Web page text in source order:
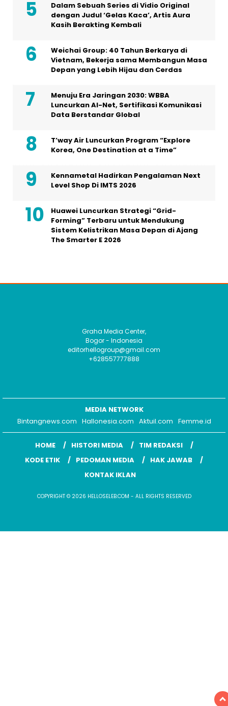
Dalam Sebuah Series di Vidio Original
dengan Judul ‘Gelas Kaca’, Artis Aura
Kasih Berakting Kembali
Weichai Group: 40 Tahun Berkarya di
Vietnam, Bekerja sama Membangun Masa
Depan yang Lebih Hijau dan Cerdas
Menuju Era Jaringan 2030: WBBA
Luncurkan AI-Net, Sertifikasi Komunikasi
Data Berstandar Global
T’way Air Luncurkan Program “Explore
Korea, One Destination at a Time”
Kennametal Hadirkan Pengalaman Next
Level Shop Di IMTS 2026
Huawei Luncurkan Strategi “Grid-
Forming” Terbaru untuk Mendukung
Sistem Kelistrikan Masa Depan di Ajang
The Smarter E 2026
Graha Media Center,
Bogor - Indonesia
editorhellogroup@gmail.com
+628557777888
MEDIA NETWORK
Bintangnews.com Hallonesia.com Aktuil.com Femme.id
HOME HISTORI MEDIA
TIM REDAKSI
KODE ETIK
PEDOMAN MEDIA
HAK JAWAB
KONTAK IKLAN
COPYRIGHT © 2026 HELLOSELEB.COM - ALL RIGHTS RESERVED